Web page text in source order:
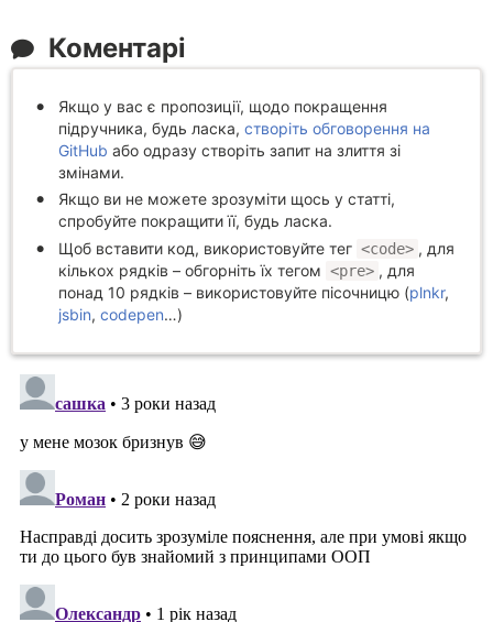
Коментарі
Якщо у вас є пропозиції, щодо покращення
підручника, будь ласка, створіть обговорення на
GitHub або одразу створіть запит на злиття зі
змінами.
Якщо ви не можете зрозуміти щось у статті,
спробуйте покращити її, будь ласка.
Щоб вставити код, використовуйте тег <code> , для
кількох рядків – обгорніть їх тегом <pre> , для
понад 10 рядків – використовуйте пісочницю (plnkr,
jsbin, codepen…)